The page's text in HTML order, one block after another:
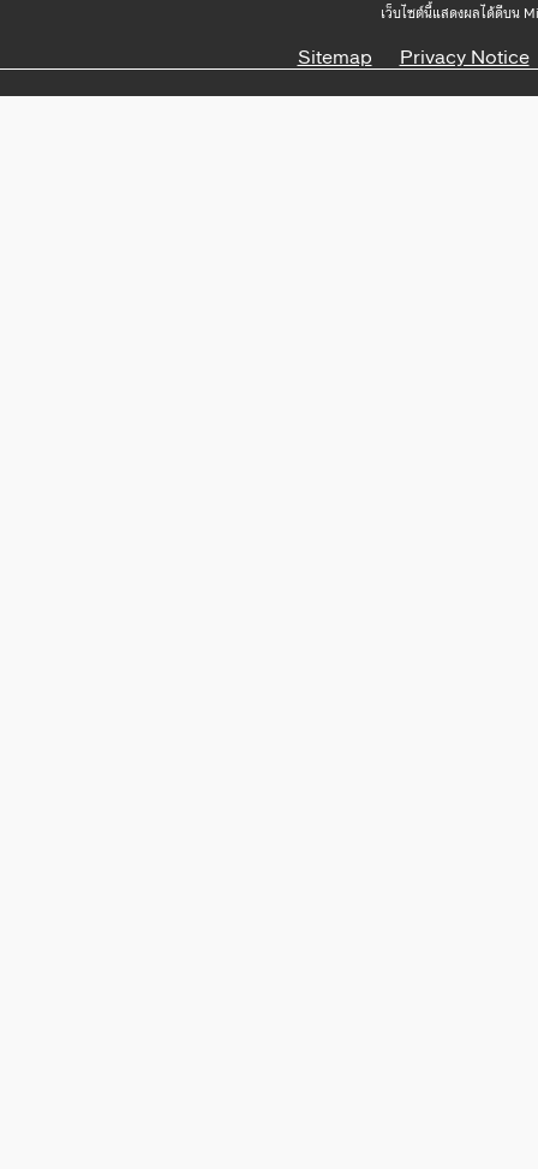
เว็บไซต์นี้แสดงผลได้ดีบน
Sitemap Privacy Notice